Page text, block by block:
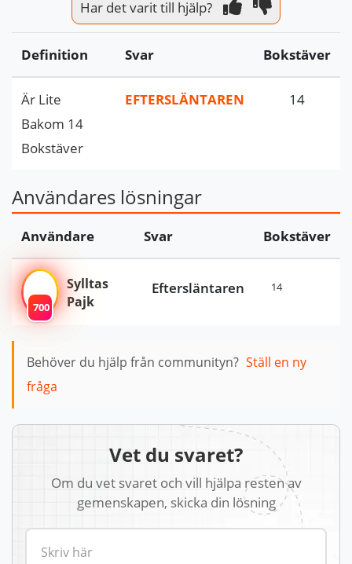
Har det varit till hjälp?
Definition Svar Bokstäver
Är Lite
Bakom 14
Bokstäver
EFTERSLÄNTAREN 14
Användares lösningar
Användare Svar Bokstäver
700
Sylltas
Pajk
Eftersläntaren 14
Behöver du hjälp från communityn? Ställ en ny
fråga
Vet du svaret?
Om du vet svaret och vill hjälpa resten av
gemenskapen, skicka din lösning